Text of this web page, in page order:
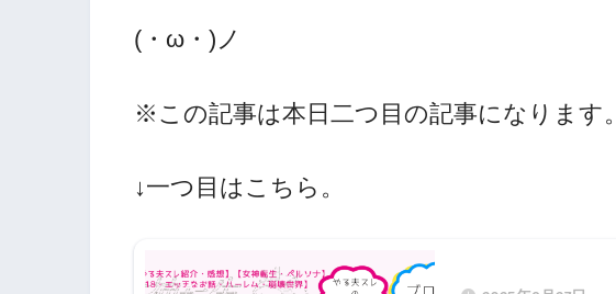
(・ω・)ノ
※この記事は本日二つ目の記事になります。
↓一つ目はこちら。